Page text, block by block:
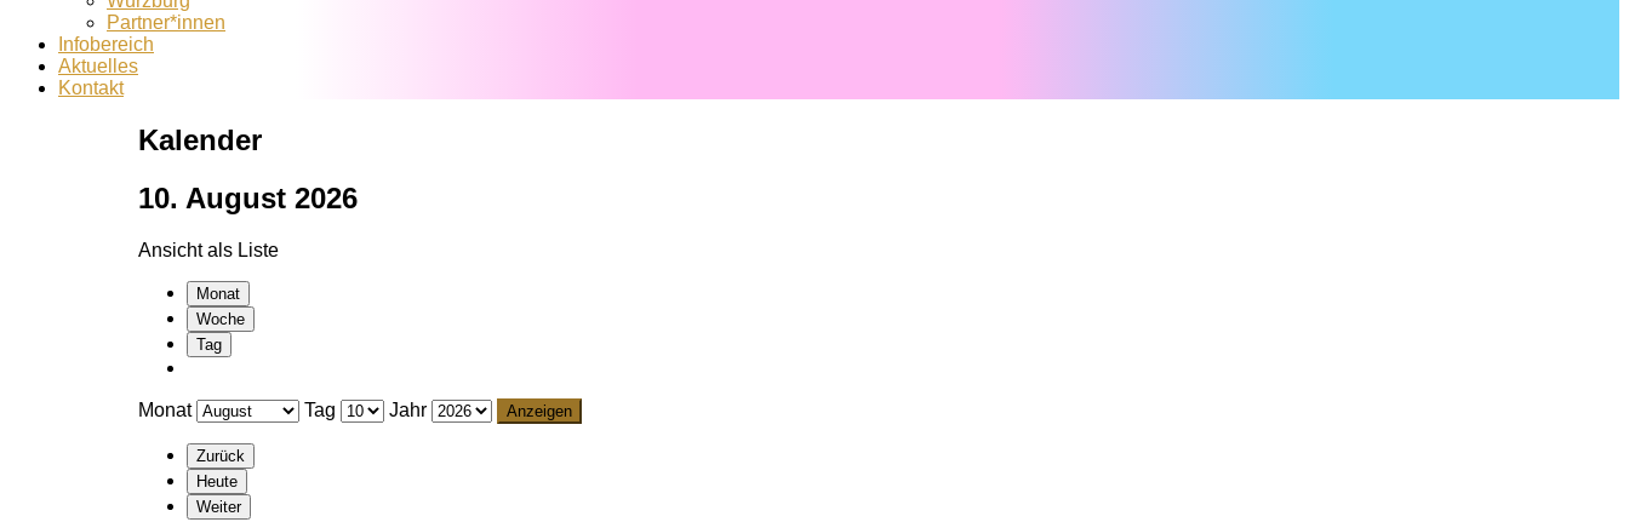
Partner*innen
Infobereich
Aktuelles
Kontakt
Kalender
10. August 2026
Ansicht als Liste
Monat
Woche
Tag
Monat Tag Jahr
Zurück
Heute
Weiter